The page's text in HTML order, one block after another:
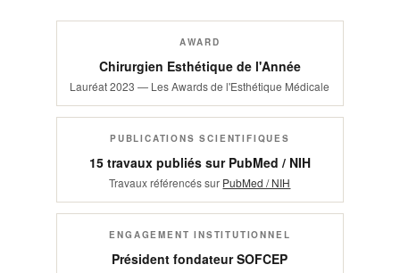
AWARD
Chirurgien Esthétique de l'Année
Lauréat 2023 — Les Awards de l'Esthétique Médicale
PUBLICATIONS SCIENTIFIQUES
15 travaux publiés sur PubMed / NIH
Travaux référencés sur PubMed / NIH
ENGAGEMENT INSTITUTIONNEL
Président fondateur SOFCEP